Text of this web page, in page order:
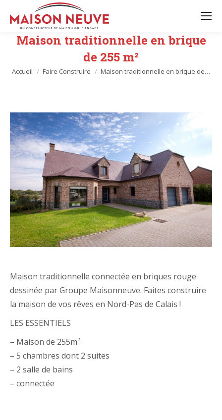
Maison traditionnelle en brique
de 255 m²
Vous êtes ici :
Accueil Faire Construire Maison traditionnelle en brique de…
Maison traditionnelle connectée en briques rouge
dessinée par Groupe Maisonneuve. Faites construire
la maison de vos rêves en Nord-Pas de Calais !
LES ESSENTIELS
– Maison de 255m²
– 5 chambres dont 2 suites
– 2 salle de bains
– connectée